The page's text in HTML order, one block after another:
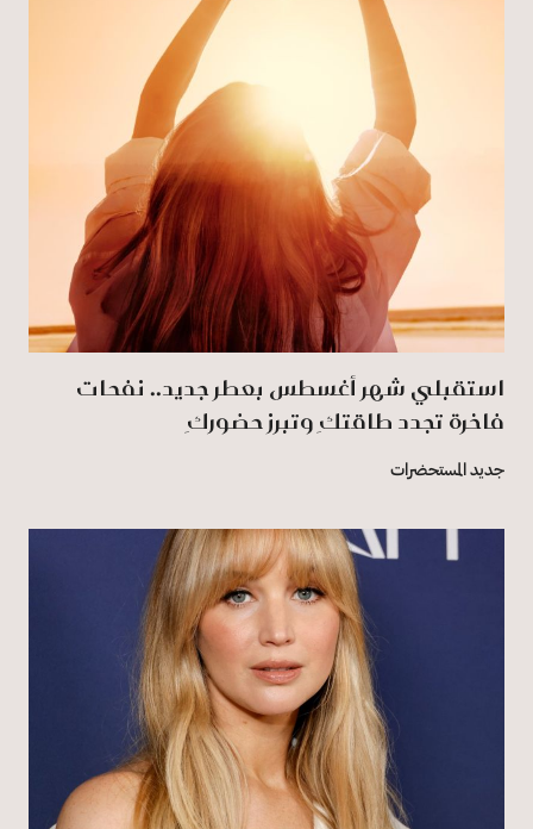
استقبلي شهر أغسطس بعطر جديد.. نفحات
فاخرة تجدد طاقتكِ وتبرز حضوركِ
جديد المستحضرات